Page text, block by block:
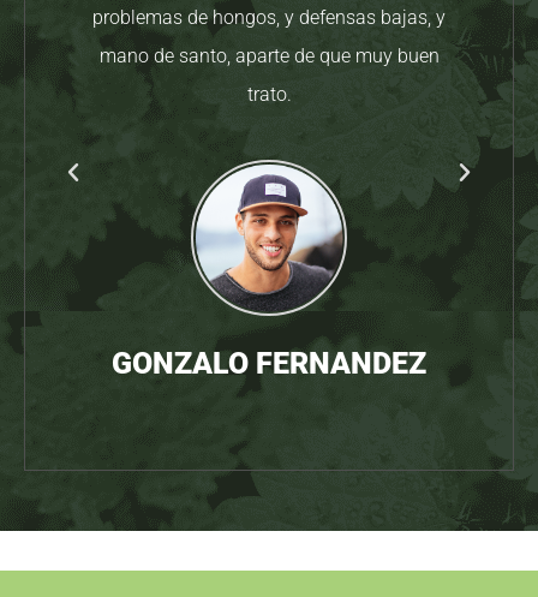
problemas de hongos, y defensas bajas, y
mano de santo, aparte de que muy buen
trato.
GONZALO FERNANDEZ